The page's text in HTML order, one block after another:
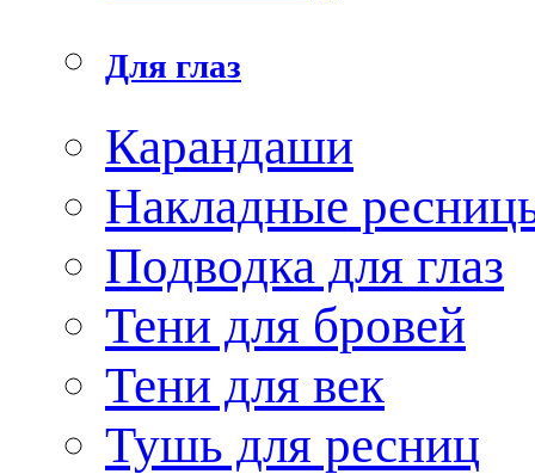
Для глаз
Карандаши
Накладные
Подводка для глаз
Тени для бровей
Тени для век
Тушь для ресниц